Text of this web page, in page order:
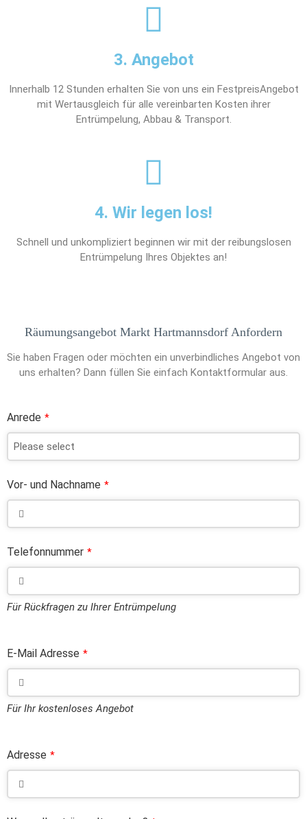
3. Angebot
Innerhalb 12 Stunden erhalten Sie von uns ein FestpreisAngebot
mit Wertausgleich für alle vereinbarten Kosten ihrer
Entrümpelung, Abbau & Transport.
4. Wir legen los!
Schnell und unkompliziert beginnen wir mit der reibungslosen
Entrümpelung Ihres Objektes an!
Räumungsangebot Markt Hartmannsdorf Anfordern
Sie haben Fragen oder möchten ein unverbindliches Angebot von
uns erhalten? Dann füllen Sie einfach Kontaktformular aus.
Anrede *
Vor- und Nachname *
Telefonnummer *
Für Rückfragen zu Ihrer Entrümpelung
E-Mail Adresse *
Für Ihr kostenloses Angebot
Adresse *